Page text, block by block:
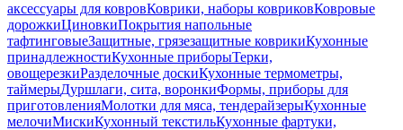
аксессуары для ковровКоврики, наборы ковриковКовровые
дорожкиЦиновкиПокрытия напольные
тафтинговыеЗащитные, грязезащитные коврикиКухонные
принадлежностиКухонные приборыТерки,
овощерезкиРазделочные доскиКухонные термометры,
таймерыДуршлаги, сита, воронкиФормы, приборы для
приготовленияМолотки для мяса, тендерайзерыКухонные
мелочиМискиКухонный текстильКухонные фартуки,